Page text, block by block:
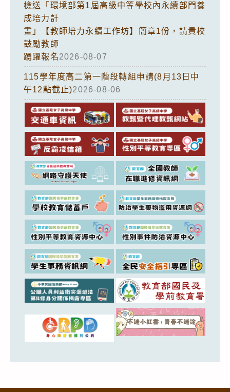
檢送「環境部第1屆高級中等學校內永續部門養
成培力計
畫」【教師培力永續工作坊】簡章1份，請貴校
鼓勵教師
踴躍報名2026-08-07
115學年度高二第一階段轉組申請(8月13日中
午12點截止)2026-08-06